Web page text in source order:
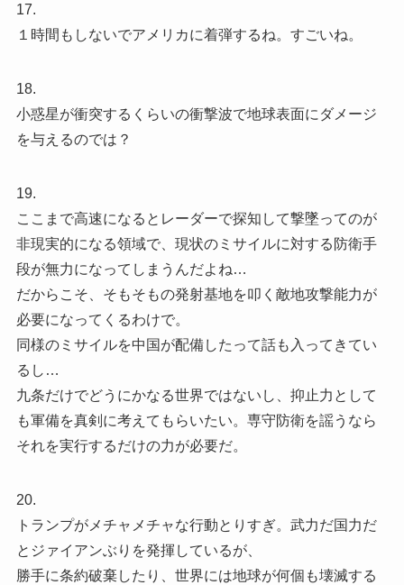
17.
１時間もしないでアメリカに着弾するね。すごいね。
18.
小惑星が衝突するくらいの衝撃波で地球表面にダメージ
を与えるのでは？
19.
ここまで高速になるとレーダーで探知して撃墜ってのが
非現実的になる領域で、現状のミサイルに対する防衛手
段が無力になってしまうんだよね…
だからこそ、そもそもの発射基地を叩く敵地攻撃能力が
必要になってくるわけで。
同様のミサイルを中国が配備したって話も入ってきてい
るし…
九条だけでどうにかなる世界ではないし、抑止力として
も軍備を真剣に考えてもらいたい。専守防衛を謡うなら
それを実行するだけの力が必要だ。
20.
トランプがメチャメチャな行動とりすぎ。武力だ国力だ
とジァイアンぶりを発揮しているが、
勝手に条約破棄したり、世界には地球が何個も壊滅する